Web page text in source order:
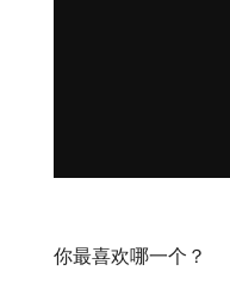
你最喜欢哪一个？